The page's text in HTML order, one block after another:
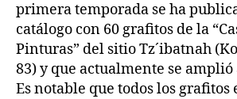
primera temporada se ha
catálogo con 60 grafitos de la
Pinturas” del sitio Tz´ibatnah
83) y que actualmente se amplió
Es notable que todos los grafitos